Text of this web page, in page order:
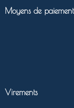
Moyens de
Virements